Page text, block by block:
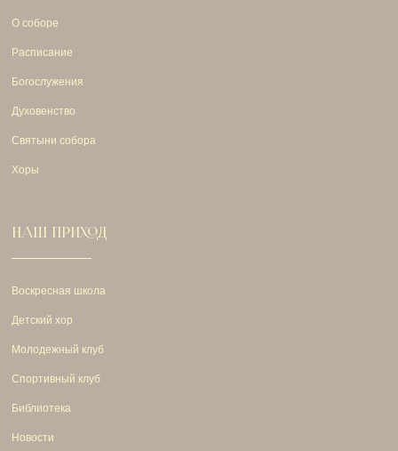
О соборе
Расписание
Богослужения
Духовенство
Святыни собора
Хоры
НАШ ПРИХОД
Воскресная школа
Детский хор
Молодежный клуб
Спортивный клуб
Библиотека
Новости